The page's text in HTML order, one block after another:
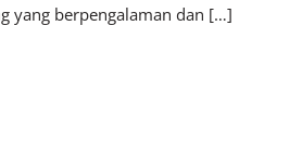
yang berpengalaman dan […]